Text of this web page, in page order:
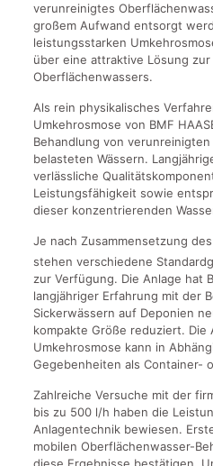
verunreinigtes
großem Aufwand entsorgt
leistungsstarken
über eine attraktive Lösung zur
Oberflächenwassers.
Als rein physikalisches
Umkehrosmose von BMF
Behandlung von
belasteten Wässern.
verlässliche
Leistungsfähigkeit sowie
dieser konzentrierenden
Je nach Zusammensetzung
stehen verschiedene
zur Verfügung. Die Anlage hat
langjähriger Erfahrung mit der
Sickerwässern auf Deponien
kompakte Größe reduziert. Die
Umkehrosmose kann in
Gegebenheiten als Container-
Zahlreiche Versuche mit der
bis zu 500 l/h haben die
Anlagentechnik bewiesen.
mobilen Oberflächenwasser-